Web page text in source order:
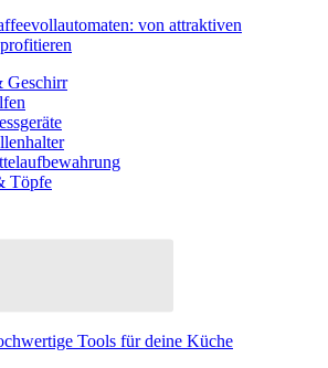
von attraktiven
Geschirr
Töpfe
Tools für deine Küche